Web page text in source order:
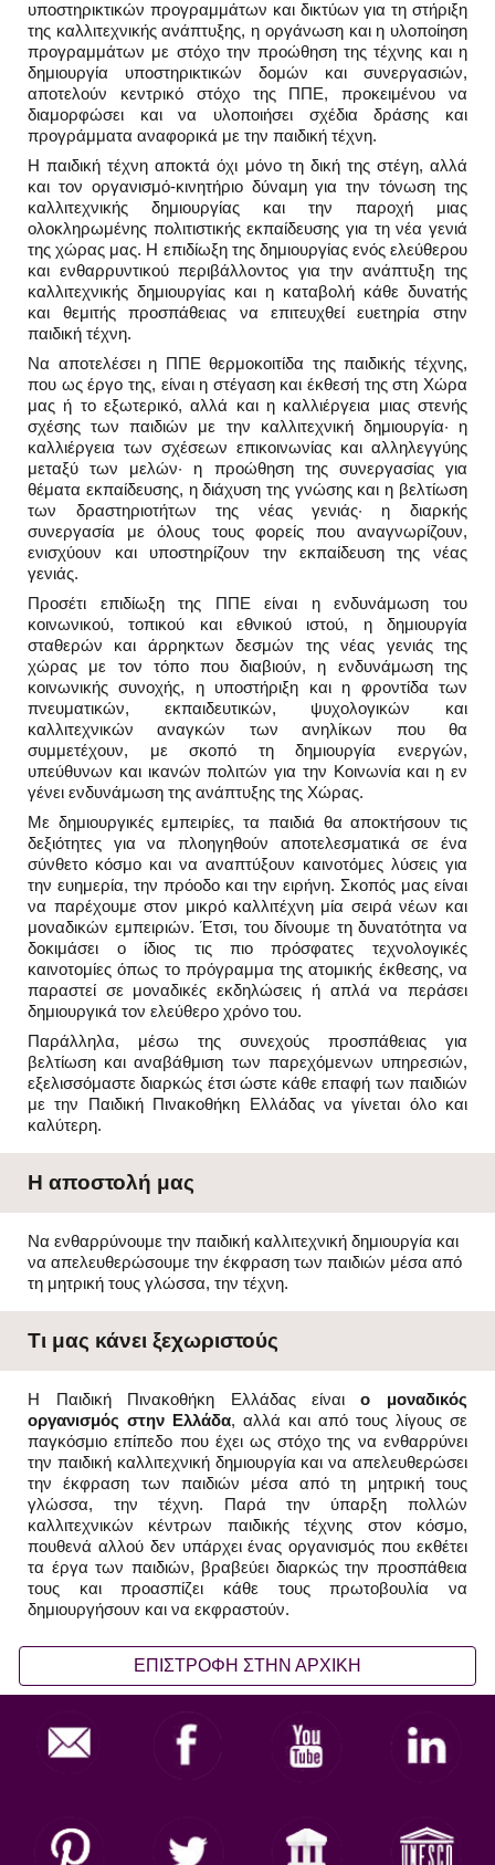
υποστηρικτικών προγραμμάτων και δικτύων για τη στήριξη
της καλλιτεχνικής ανάπτυξης, η οργάνωση και η υλοποίηση
προγραμμάτων με στόχο την προώθηση της τέχνης και η
δημιουργία υποστηρικτικών δομών και συνεργασιών,
αποτελούν κεντρικό στόχο της ΠΠΕ, προκειμένου να
διαμορφώσει και να υλοποιήσει σχέδια δράσης και
προγράμματα αναφορικά με την παιδική τέχνη.
Η παιδική τέχνη αποκτά όχι μόνο τη δική της στέγη, αλλά
και τον οργανισμό-κινητήριο δύναμη για την τόνωση της
καλλιτεχνικής δημιουργίας και την παροχή μιας
ολοκληρωμένης πολιτιστικής εκπαίδευσης για τη νέα γενιά
της χώρας μας. Η επιδίωξη της δημιουργίας ενός ελεύθερου
και ενθαρρυντικού περιβάλλοντος για την ανάπτυξη της
καλλιτεχνικής δημιουργίας και η καταβολή κάθε δυνατής
και θεμιτής προσπάθειας να επιτευχθεί ευετηρία στην
παιδική τέχνη.
Nα αποτελέσει η ΠΠΕ θερμοκοιτίδα της παιδικής τέχνης,
που ως έργο της, είναι η στέγαση και έκθεσή της στη Χώρα
μας ή το εξωτερικό, αλλά και η καλλιέργεια μιας στενής
σχέσης των παιδιών με την καλλιτεχνική δημιουργία· η
καλλιέργεια των σχέσεων επικοινωνίας και αλληλεγγύης
μεταξύ των μελών· η προώθηση της συνεργασίας για
θέματα εκπαίδευσης, η διάχυση της γνώσης και η βελτίωση
των δραστηριοτήτων της νέας γενιάς· η διαρκής
συνεργασία με όλους τους φορείς που αναγνωρίζουν,
ενισχύουν και υποστηρίζουν την εκπαίδευση της νέας
γενιάς.
Προσέτι επιδίωξη της ΠΠΕ είναι η ενδυνάμωση του
κοινωνικού, τοπικού και εθνικού ιστού, η δημιουργία
σταθερών και άρρηκτων δεσμών της νέας γενιάς της
χώρας με τον τόπο που διαβιούν, η ενδυνάμωση της
κοινωνικής συνοχής, η υποστήριξη και η φροντίδα των
πνευματικών, εκπαιδευτικών, ψυχολογικών και
καλλιτεχνικών αναγκών των ανηλίκων που θα
συμμετέχουν, με σκοπό τη δημιουργία ενεργών,
υπεύθυνων και ικανών πολιτών για την Κοινωνία και η εν
γένει ενδυνάμωση της ανάπτυξης της Χώρας.
Με δημιουργικές εμπειρίες, τα παιδιά θα αποκτήσουν τις
δεξιότητες για να πλοηγηθούν αποτελεσματικά σε ένα
σύνθετο κόσμο και να αναπτύξουν καινοτόμες λύσεις για
την ευημερία, την πρόοδο και την ειρήνη. Σκοπός μας είναι
να παρέχουμε στον μικρό καλλιτέχνη μία σειρά νέων και
μοναδικών εμπειριών. Έτσι, του δίνουμε τη δυνατότητα να
δοκιμάσει ο ίδιος τις πιο πρόσφατες τεχνολογικές
καινοτομίες όπως το πρόγραμμα της ατομικής έκθεσης, να
παραστεί σε μοναδικές εκδηλώσεις ή απλά να περάσει
δημιουργικά τον ελεύθερο χρόνο του.
Παράλληλα, μέσω της συνεχούς προσπάθειας για
βελτίωση και αναβάθμιση των παρεχόμενων υπηρεσιών,
εξελισσόμαστε διαρκώς έτσι ώστε κάθε επαφή των παιδιών
με την Παιδική Πινακοθήκη Ελλάδας να γίνεται όλο και
καλύτερη.
Η αποστολή μας
Να ενθαρρύνουμε την παιδική καλλιτεχνική δημιουργία και
να απελευθερώσουμε την έκφραση των παιδιών μέσα από
τη μητρική τους γλώσσα, την τέχνη.
Τι μας κάνει ξεχωριστούς
Η Παιδική Πινακοθήκη Ελλάδας είναιο μοναδικός
οργανισμός στην Ελλάδα, αλλά και από τους λίγους σε
παγκόσμιο επίπεδο που έχει ως στόχο της να ενθαρρύνει
την παιδική καλλιτεχνική δημιουργία και να απελευθερώσει
την έκφραση των παιδιών μέσα από τη μητρική τους
γλώσσα, την τέχνη. Παρά την ύπαρξη πολλών
καλλιτεχνικών κέντρων παιδικής τέχνης στον κόσμο,
πουθενά αλλού δεν υπάρχει ένας οργανισμός που εκθέτει
τα έργα των παιδιών, βραβεύει διαρκώς την προσπάθεια
τους και προασπίζει κάθε τους πρωτοβουλία να
δημιουργήσουν και να εκφραστούν.
ΕΠΙΣΤΡΟΦΗ ΣΤΗΝ ΑΡΧΙΚΗ